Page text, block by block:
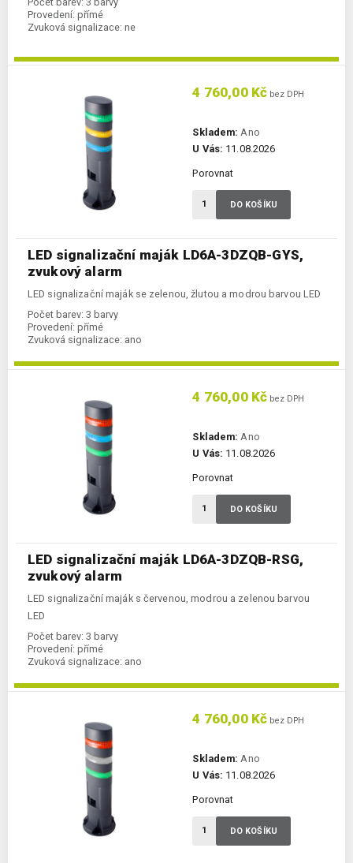
Provedení: přímé
Zvuková signalizace: ne
LED signalizační maják LD6A-3DZQB-GYS,
zvukový alarm
LED signalizační maják se zelenou, žlutou a modrou barvou LED
Počet barev: 3 barvy
Provedení: přímé
Zvuková signalizace: ano
4 760,00 Kč bez DPH
Skladem: Ano
U Vás: 11.08.2026
Porovnat
DO KOŠÍKU
LED signalizační maják LD6A-3DZQB-RSG,
zvukový alarm
LED signalizační maják s červenou, modrou a zelenou barvou
LED
Počet barev: 3 barvy
Provedení: přímé
Zvuková signalizace: ano
4 760,00 Kč bez DPH
Skladem: Ano
U Vás: 11.08.2026
Porovnat
DO KOŠÍKU
4 760,00 Kč bez DPH
Skladem: Ano
U Vás: 11.08.2026
Porovnat
DO KOŠÍKU